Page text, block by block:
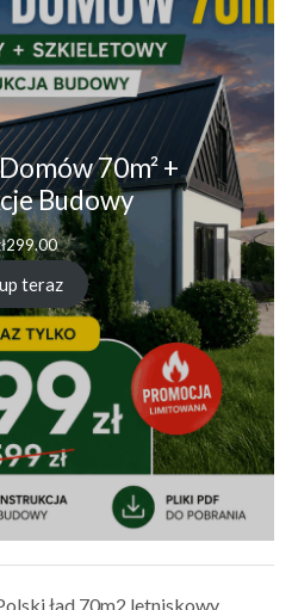
70m² +
Budowy
299.00
teraz
ład 70m2 letniskowy